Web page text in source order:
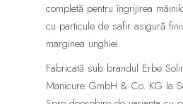
completă pentru îngrijirea
cu particule de safir asigură
marginea unghiei.
Fabricată sub brandul Erbe
Manicure GmbH & Co. KG la